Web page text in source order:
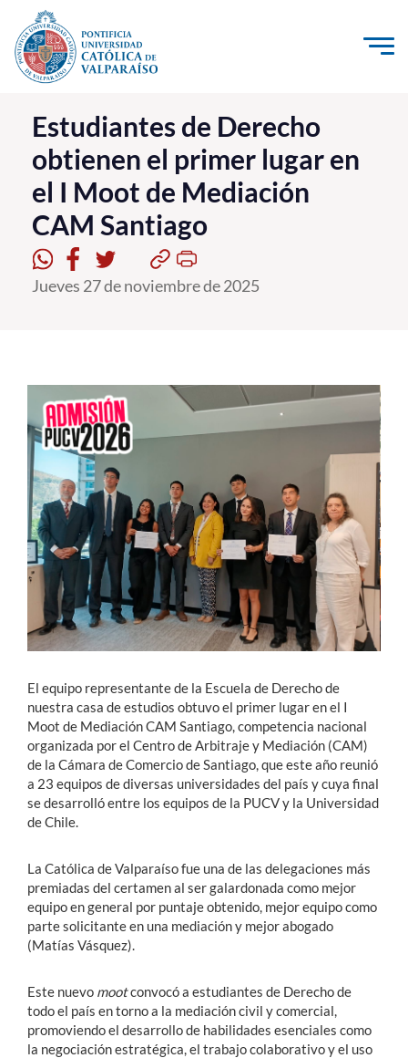
Click acá para ir directamente al contenido
La Universidad
Investigación, Creación e Innovación
PUCV Internacional
Vinculación con el Medio
Admisión
Formación Continua
Estudiantes
Académicos
Funcionarios
Alumni
English
Estudiantes de Derecho
obtienen el primer lugar en
el I Moot de Mediación
CAM Santiago
Jueves 27 de noviembre de 2025
El equipo representante de la Escuela de Derecho de
nuestra casa de estudios obtuvo el primer lugar en el I
Moot de Mediación CAM Santiago, competencia nacional
organizada por el Centro de Arbitraje y Mediación (CAM)
de la Cámara de Comercio de Santiago, que este año reunió
a 23 equipos de diversas universidades del país y cuya final
se desarrolló entre los equipos de la PUCV y la Universidad
de Chile.
La Católica de Valparaíso fue una de las delegaciones más
premiadas del certamen al ser galardonada como mejor
equipo en general por puntaje obtenido, mejor equipo como
parte solicitante en una mediación y mejor abogado
(Matías Vásquez).
Este nuevo mootconvocó a estudiantes de Derecho de
todo el país en torno a la mediación civil y comercial,
promoviendo el desarrollo de habilidades esenciales como
la negociación estratégica, el trabajo colaborativo y el uso